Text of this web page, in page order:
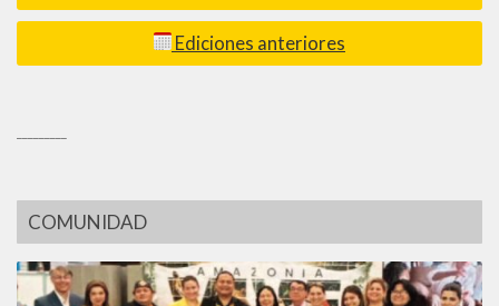
Ediciones anteriores
COMUNIDAD